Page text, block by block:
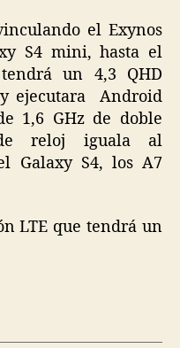
el Exynos
S4 mini, hasta el
un 4,3 QHD
ejecutara Android
1,6 GHz de doble
reloj iguala al
Galaxy S4, los A7
LTE que tendrá un